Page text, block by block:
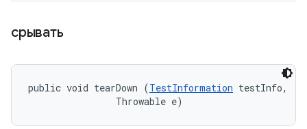
срывать
public void tearDown (TestInformation testInfo,
                Throwable e)